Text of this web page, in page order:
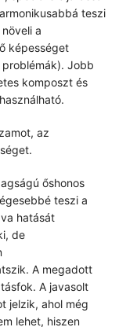
teszi
a
képességet
Jobb
komposzt és
az
őshonos
teszi a
hatását
de
A megadott
A javasolt
jelzik, ahol még
lehet, hiszen